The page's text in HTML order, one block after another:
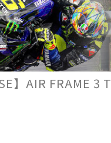
】AIR FRAME 3